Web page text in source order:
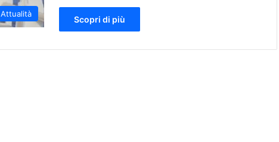
Attualità
Scopri di più